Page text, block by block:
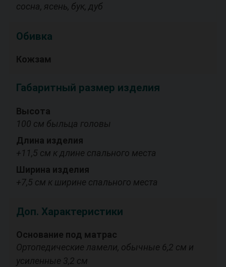
сосна, ясень, бук, дуб
Обивка
Кожзам
Габаритный размер изделия
Высота
100 см быльца головы
Длина изделия
+11,5 см к длине спального места
Ширина изделия
+7,5 см к ширине спального места
Доп. Характеристики
Основание под матрас
Ортопедические ламели, обычные 6,2 см и
усиленные 3,2 см